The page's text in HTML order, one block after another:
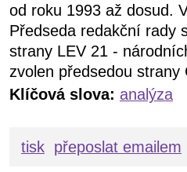
od roku 1993 až dosud.
Předseda redakční rady
strany LEV 21 -
zvolen předsedou
Klíčová slova: analýza
tisk přeposlat emailem